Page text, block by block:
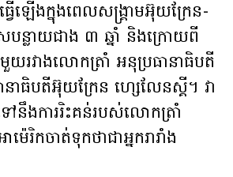
វើឡើងក្នុងពេលសង្គ្រាមអ៊ុយក្រែន-
ន្លាយជាង ៣ ឆ្នាំ និងក្រោយពី
យរវាងលោកត្រាំ អនុប្រធានាធិបតី
នាធិបតីអ៊ុយក្រែន ហ្សេលែនស្គី។ វា
ៅនឹងការរិះគន់របស់លោកត្រាំ
េរិកចាត់ទុកថាជាអ្នករារាំង